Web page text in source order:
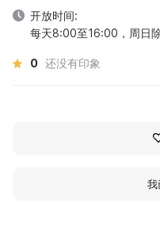
开放时间:
每天8:00至16:00，周日
0 还没有印象
我